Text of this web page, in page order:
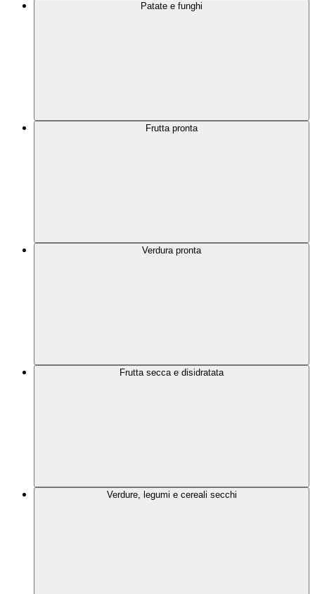
Patate e funghi
Frutta pronta
Verdura pronta
Frutta secca e disidratata
Verdure, legumi e cereali secchi